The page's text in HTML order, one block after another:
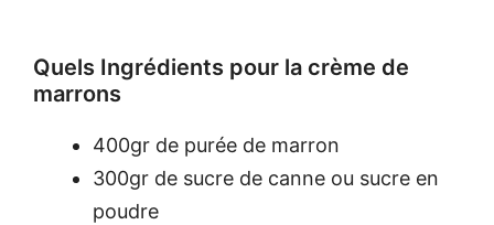
Quels Ingrédients pour la crème de
marrons
400gr de purée de marron
300gr de sucre de canne ou sucre en
poudre